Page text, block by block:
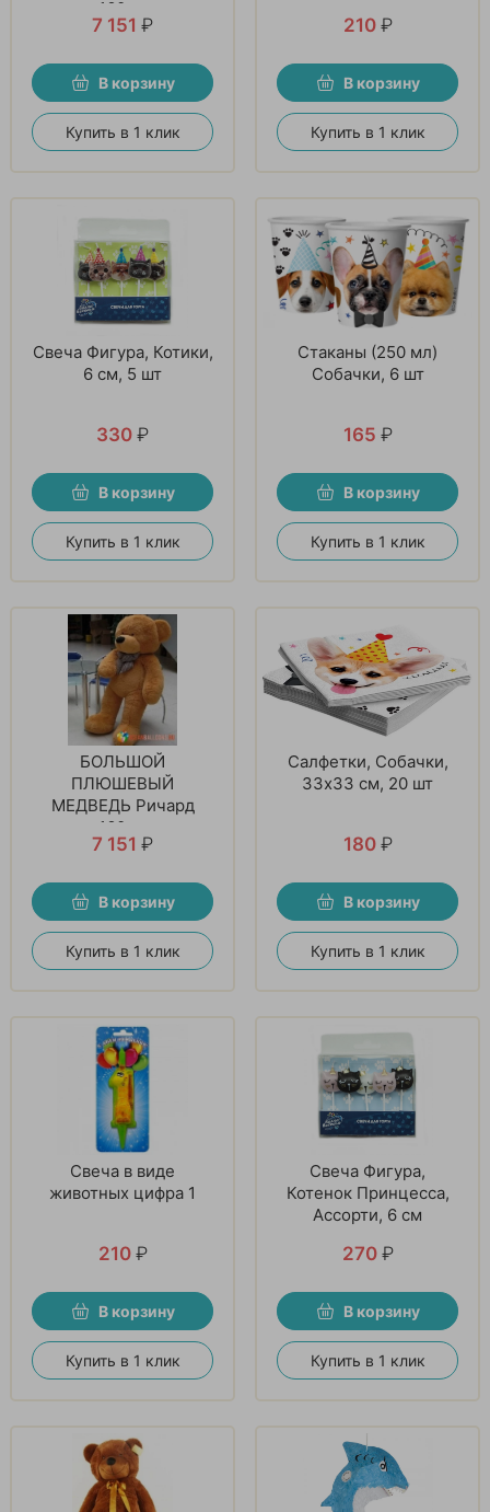
160см
7 151 ₽
В корзину
Купить в 1 клик
210 ₽
В корзину
Купить в 1 клик
Свеча Фигура, Котики,
6 см, 5 шт
330 ₽
В корзину
Купить в 1 клик
Стаканы (250 мл)
Собачки, 6 шт
165 ₽
В корзину
Купить в 1 клик
БОЛЬШОЙ
ПЛЮШЕВЫЙ
МЕДВЕДЬ Ричард
160см
7 151 ₽
В корзину
Купить в 1 клик
Салфетки, Собачки,
33х33 см, 20 шт
180 ₽
В корзину
Купить в 1 клик
Свеча в виде
животных цифра 1
210 ₽
В корзину
Купить в 1 клик
Свеча Фигура,
Котенок Принцесса,
Ассорти, 6 см
270 ₽
В корзину
Купить в 1 клик